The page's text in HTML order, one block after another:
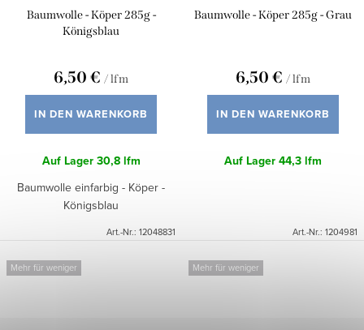
Baumwolle - Köper 285g -
Königsblau
6,50 € / lfm
IN DEN WARENKORB
Auf Lager30,8 lfm
Baumwolle einfarbig - Köper -
Königsblau
Art.-Nr.: 12048831
Baumwolle - Köper 285g - Grau
6,50 € / lfm
IN DEN WARENKORB
Auf Lager44,3 lfm
Art.-Nr.: 1204981
Mehr für weniger Mehr für weniger